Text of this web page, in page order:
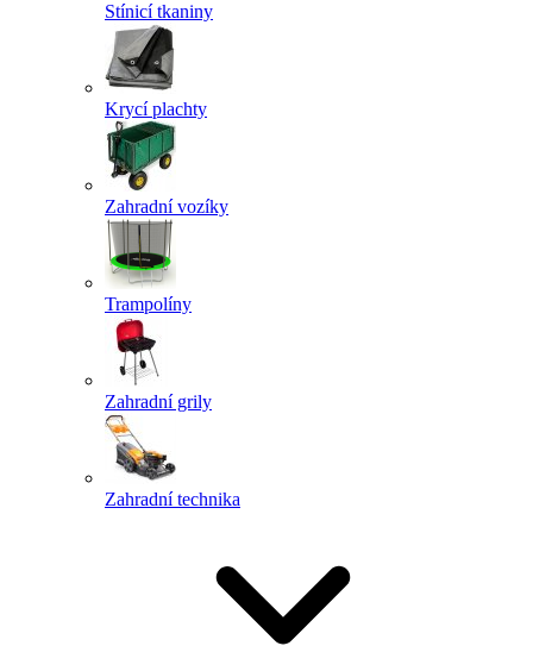
Stínicí tkaniny
Krycí plachty
Zahradní vozíky
Trampolíny
Zahradní grily
Zahradní technika